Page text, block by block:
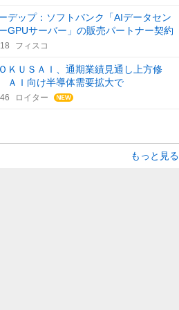
デップ：ソフトバンク「AIデータセン
GPUサーバー」の販売パートナー契約
フィスコ
ＫＵＳＡＩ、通期業績見通し上方修
Ｉ向け半導体需要拡大で
ロイター
もっと見る